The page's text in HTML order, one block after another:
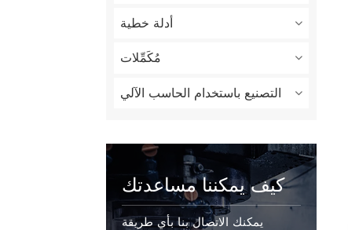
أدلة خطية
مُكَمِّلات
التصنيع باستخدام الحاسب الآلي
كيف يمكننا مساعدتك
يمكنك الاتصال بنا بأي طريقة